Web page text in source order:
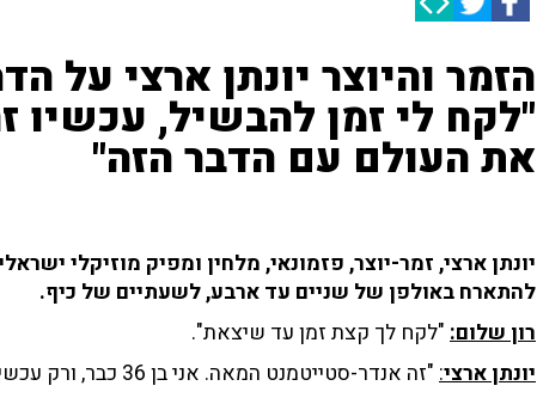
הזמר והיוצר יונתן ארצי על
"לקח לי זמן להבשיל, עכשיו
את העולם עם הדבר הזה"
יונתן ארצי, זמר-יוצר, פזמונאי, מלחין ומפיק מוזיקלי
להתארח באולפן של שניים עד ארבע, לשעתיים של כיף.
רון שלום: "לקח לך קצת זמן עד שיצאת".
יונתן ארצי: "זה אנדר-סטייטמנט המאה. אני בן 36 כבר, ורק עכשיו הוצאתי אלבום בכורה".